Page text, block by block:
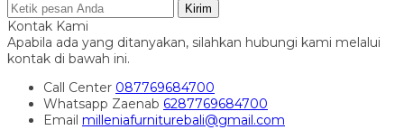
Kirim
Kontak Kami
Apabila ada yang ditanyakan, silahkan hubungi kami melalui
kontak di bawah ini.
Call Center 087769684700
Whatsapp Zaenab 6287769684700
Email milleniafurniturebali@gmail.com